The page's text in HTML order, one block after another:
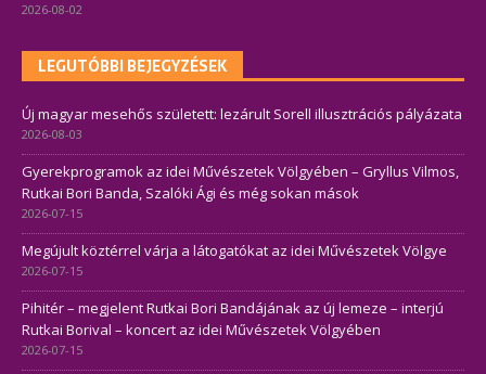
2026-08-02
LEGUTÓBBI BEJEGYZÉSEK
Új magyar mesehős született: lezárult Sorell illusztrációs pályázata
2026-08-03
Gyerekprogramok az idei Művészetek Völgyében – Gryllus Vilmos,
Rutkai Bori Banda, Szalóki Ági és még sokan mások
2026-07-15
Megújult köztérrel várja a látogatókat az idei Művészetek Völgye
2026-07-15
Pihitér – megjelent Rutkai Bori Bandájának az új lemeze – interjú
Rutkai Borival – koncert az idei Művészetek Völgyében
2026-07-15